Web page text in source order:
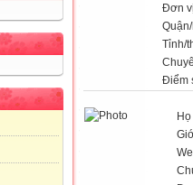
Đơn
Tỉnh/
Điểm